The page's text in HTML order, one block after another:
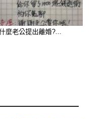
麼老公提出離婚?...